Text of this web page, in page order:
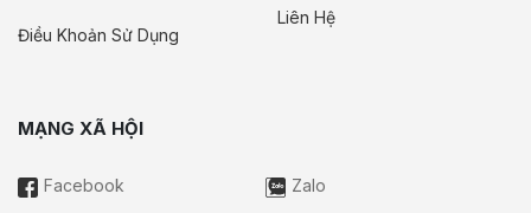
Điều Khoản Sử Dụng
Liên Hệ
MẠNG XÃ HỘI
Facebook Zalo